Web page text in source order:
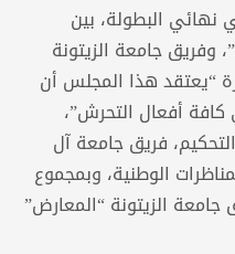
البطولة، بين
وفريق جامعة الزيتونة
“يعتقد هذا المجلس أن
كافة أفعال التحرش”،
فريق جامعة آل
الوطنية، وبمجموع
جامعة الزيتونة “المعارض”